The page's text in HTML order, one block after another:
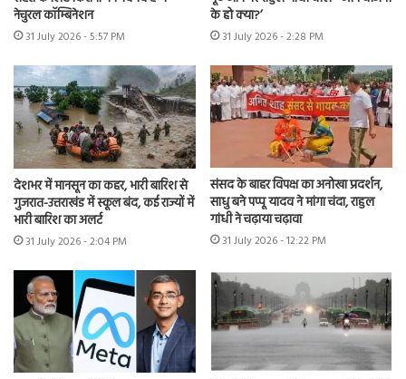
नेचुरल कॉम्बिनेशन
31 July 2026 - 5:57 PM
के हो क्या?’
31 July 2026 - 2:28 PM
देशभर में मानसून का कहर, भारी बारिश से
गुजरात-उत्तराखंड में स्कूल बंद, कई राज्यों में
भारी बारिश का अलर्ट
31 July 2026 - 2:04 PM
संसद के बाहर विपक्ष का अनोखा प्रदर्शन,
साधु बने पप्पू यादव ने मांगा चंदा, राहुल
गांधी ने चढ़ाया चढ़ावा
31 July 2026 - 12:22 PM